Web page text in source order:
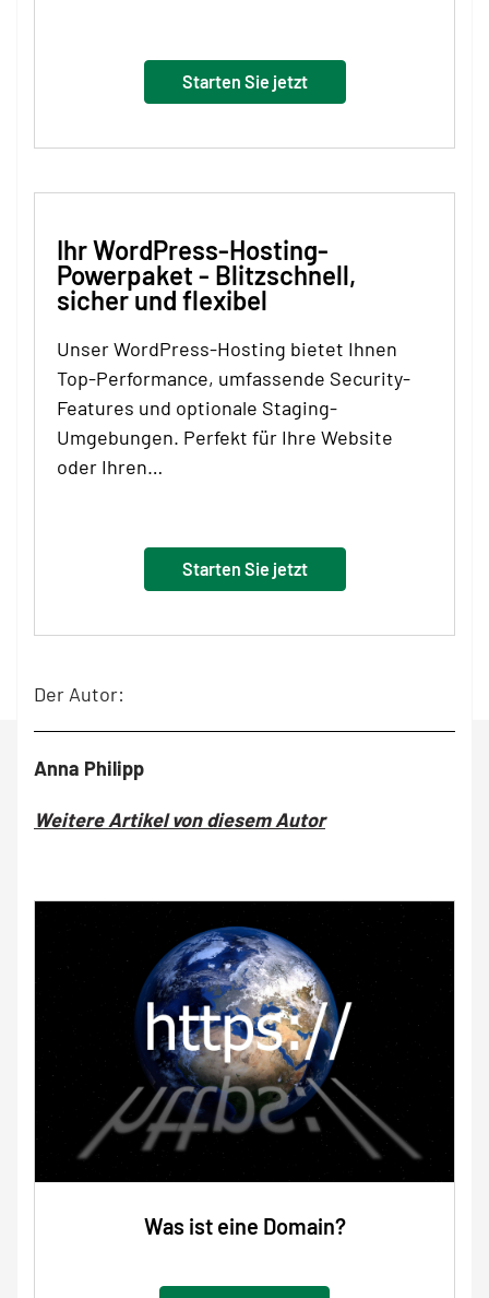
Starten Sie jetzt
Ihr WordPress-Hosting-
Powerpaket - Blitzschnell,
sicher und flexibel
Unser WordPress-Hosting bietet Ihnen
Top-Performance, umfassende Security-
Features und optionale Staging-
Umgebungen. Perfekt für Ihre Website
oder Ihren…
Starten Sie jetzt
Der Autor:
Anna Philipp
Weitere Artikel von diesem Autor
Was ist eine Domain?